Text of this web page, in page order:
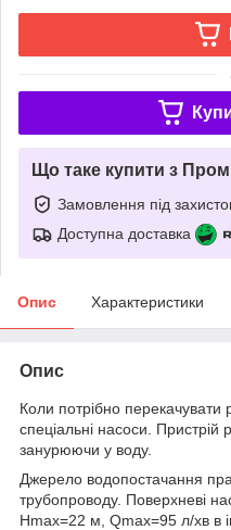
Що таке купити з
Замовлення під
Доступна доставка
Опис Характеристики
Опис
Коли потрібно перекачувати
спеціальні насоси.
занурюючи у воду.
Джерело водопостачання
трубопроводу. Поверхневі
Нmax=22 м, Qmax=95 л/хв в